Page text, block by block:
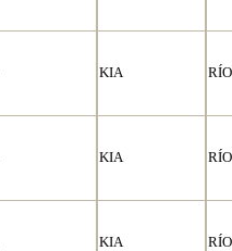
KIA
KIA
KIA